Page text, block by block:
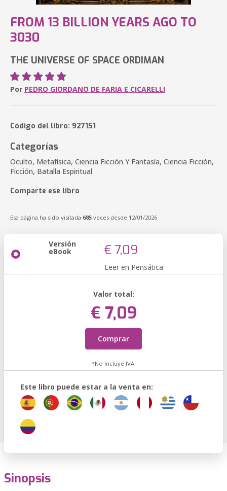
FROM 13 BILLION YEARS AGO TO
3030
THE UNIVERSE OF SPACE ORDIMAN
Por PEDRO GIORDANO DE FARIA E CICARELLI
Código del libro: 927151
Categorías
Oculto, Metafísica, Ciencia Ficción Y Fantasía, Ciencia Ficción,
Ficción, Batalla Espiritual
Comparte ese libro
Esa página ha sido visitada 685 veces desde 12/01/2026
Versión
eBook € 7,09
Leer en Pensática
Valor total:
€ 7,09
Comprar
*No incluye IVA.
Este libro puede estar a la venta en:
Sinopsis